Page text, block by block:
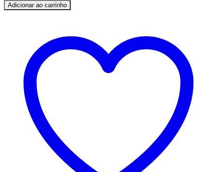
Adicionar ao carrinho